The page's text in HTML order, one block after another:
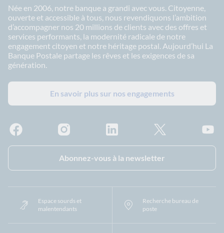
Née en 2006, notre banque a grandi avec vous. Citoyenne,
ouverte et accessible à tous, nous revendiquons l’ambition
d’accompagner nos 20 millions de clients avec des offres et
services performants, la modernité radicale de notre
engagement citoyen et notre héritage postal. Aujourd’hui La
Banque Postale partage les rêves et les exigences de sa
génération.
En savoir plus sur nos engagements
Abonnez-vous à la newsletter
Espace sourds et
malentendants
Recherche bureau de
poste